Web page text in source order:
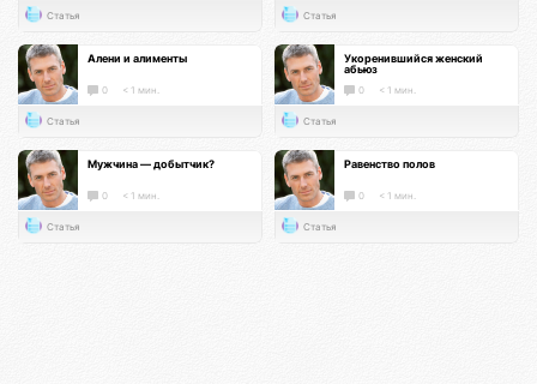
Статья Статья
Алени и алименты
0 < 1 мин.
Статья
Укоренившийся женский
абьюз
0 < 1 мин.
Статья
Мужчина — добытчик?
0 < 1 мин.
Статья
Равенство полов
0 < 1 мин.
Статья